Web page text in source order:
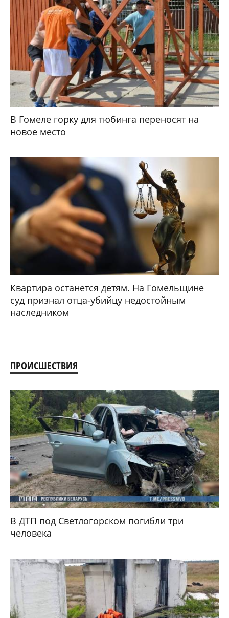
В Гомеле горку для тюбинга переносят на
новое место
Квартира останется детям. На Гомельщине
суд признал отца-убийцу недостойным
наследником
ПРОИСШЕСТВИЯ
В ДТП под Светлогорском погибли три
человека